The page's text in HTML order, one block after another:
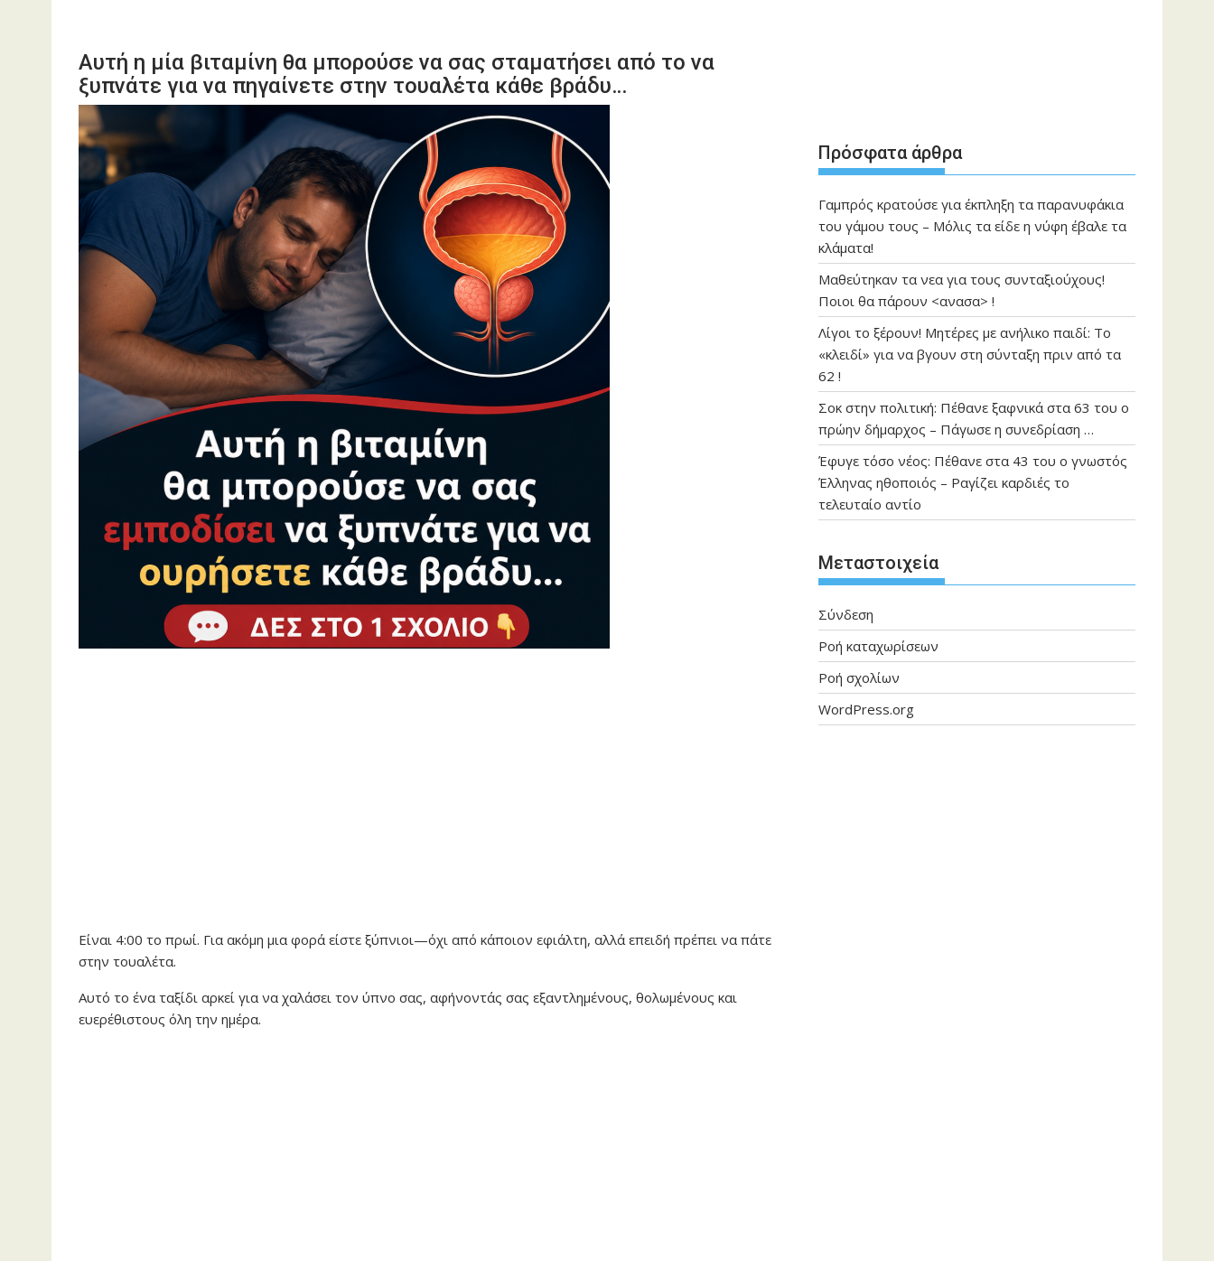
Αυτή η μία βιταμίνη θα μπορούσε να σας σταματήσει από το να
ξυπνάτε για να πηγαίνετε στην τουαλέτα κάθε βράδυ…
Είναι 4:00 το πρωί. Για ακόμη μια φορά είστε ξύπνιοι—όχι από κάποιον εφιάλτη, αλλά επειδή πρέπει να πάτε
στην τουαλέτα.
Αυτό το ένα ταξίδι αρκεί για να χαλάσει τον ύπνο σας, αφήνοντάς σας εξαντλημένους, θολωμένους και
ευερέθιστους όλη την ημέρα.
Πρόσφατα άρθρα
Γαμπρός κρατούσε για έκπληξη τα παρανυφάκια
του γάμου τους – Μόλις τα είδε η νύφη έβαλε τα
κλάματα!
Μαθεύτηκαν τα νεα για τους συνταξιούχους!
Ποιοι θα πάρουν <ανασα> !
Λίγοι το ξέρουν! Μητέρες με ανήλικο παιδί: Το
«κλειδί» για να βγουν στη σύνταξη πριν από τα
62 !
Σοκ στην πολιτική: Πέθανε ξαφνικά στα 63 του ο
πρώην δήμαρχος – Πάγωσε η συνεδρίαση …
Έφυγε τόσο νέος: Πέθανε στα 43 του ο γνωστός
Έλληνας ηθοποιός – Ραγίζει καρδιές το
τελευταίο αντίο
Μεταστοιχεία
Σύνδεση
Ροή καταχωρίσεων
Ροή σχολίων
WordPress.org